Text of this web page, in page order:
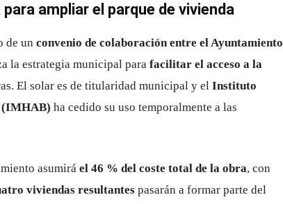
ampliar el parque de vivienda
de un convenio de colaboración entre el Ayuntamiento
la estrategia municipal para facilitar el acceso a la
El solar es de titularidad municipal y el Instituto
(IMHAB) ha cedido su uso temporalmente a las
asumirá el 46 % del coste total de la obra, con
viviendas resultantes pasarán a formar parte del